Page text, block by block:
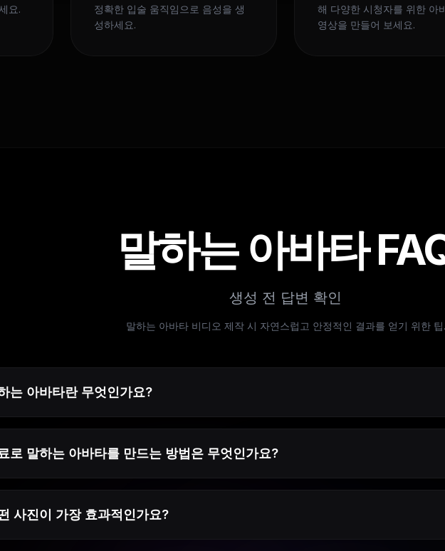
요.
정확한 입술 움직임으로 음성을 생
성하세요.
해 다양한 시청자를 위한 아
영상을 만들어 보세요.
말하는 아바타
생성 전 답변 확인
말하는 아바타 비디오 제작 시 자연스럽고 안정적인 결과를 얻기 위한 팁.
는 아바타란 무엇인가요?
로 말하는 아바타를 만드는 방법은 무엇인가요?
사진이 가장 효과적인가요?